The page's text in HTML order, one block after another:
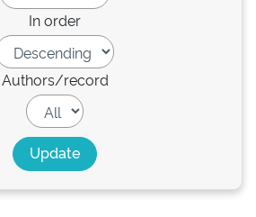
In order
Authors/record